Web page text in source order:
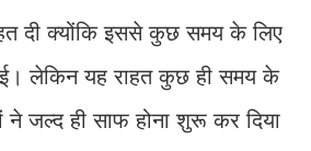
दी क्योंकि इससे कुछ समय के लिए
लेकिन यह राहत कुछ ही समय के
ने जल्द ही साफ होना शुरू कर दिया